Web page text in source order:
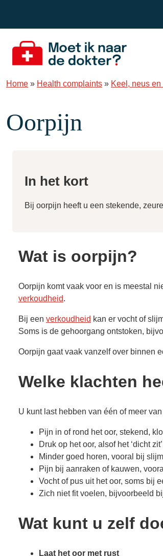
Home » Health complaints » Keel, neus en
Oorpijn
In het kort
Bij oorpijn heeft u een stekende,
Wat is oorpijn?
Oorpijn komt vaak voor en is meestal
verkoudheid.
Bij een verkoudheid kan er vocht of
Soms is de gehoorgang ontstoken,
Oorpijn gaat vaak vanzelf over binnen
Welke klachten
U kunt last hebben van één of meer
Pijn in of rond het oor, stekend,
Druk op het oor, alsof het ‘dicht
Minder goed horen, vooral bij
Pijn bij aanraken of kauwen,
Vocht of pus uit het oor, soms bij
Zich niet fit voelen, bijvoorbeeld
Wat kunt u zelf
Laat het oor met rust